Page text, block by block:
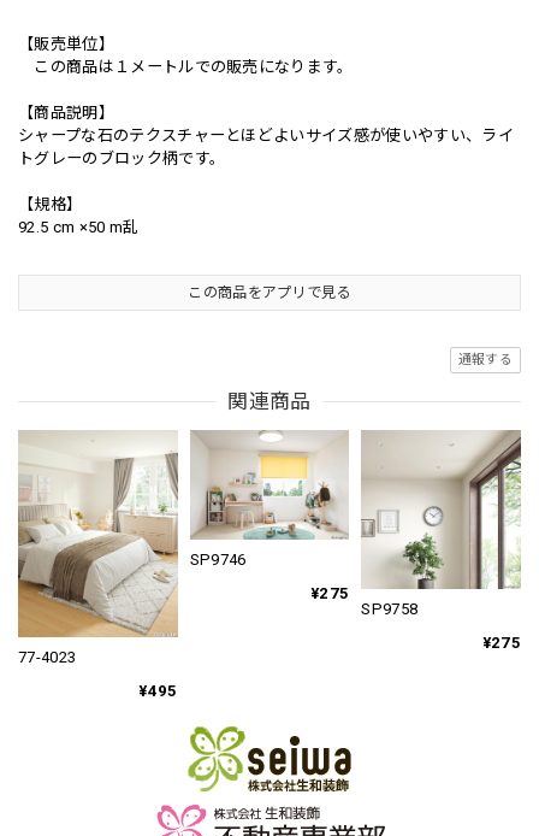
【販売単位】
この商品は１メートルでの販売になります。
【商品説明】
シャープな石のテクスチャーとほどよいサイズ感が使いやすい、ライ
トグレーのブロック柄です。
【規格】
92.5 cm ×50 m乱
この商品をアプリで見る
通報する
関連商品
77-4023
¥495
SP9746
¥275
SP9758
¥275